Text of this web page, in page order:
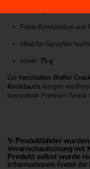
Feine Kombination aus
Ideal für Genießer
Inhalt: 75 g
Die herzhaften Waffel
Knoblauch bringen
besonderer Premium-
✨ Produktbilder
Veranschaulichung mit
Produkt selbst wurde
Informationen findet ihr